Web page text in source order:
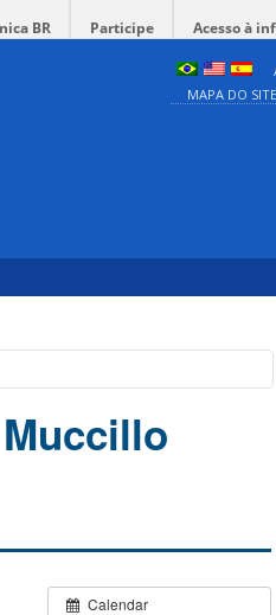
BR Participe Acesso à
MAPA DO SITE
Calendar